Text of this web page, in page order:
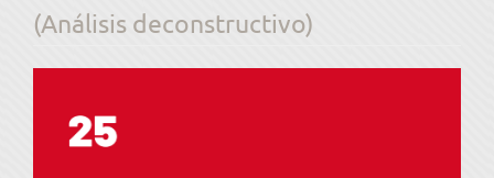
(Análisis deconstructivo)
lateral
del